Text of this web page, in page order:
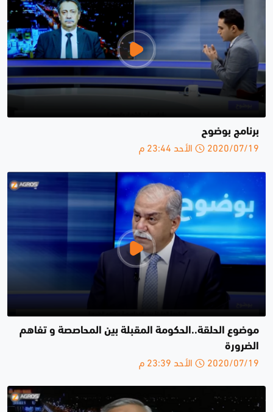
برنامج بوضوح
2020/07/19 الأحد 23:44 م
موضوع الحلقة..الحكومة المقبلة بين المحاصصة و تفاهم
الضرورة
2020/07/19 الأحد 23:39 م